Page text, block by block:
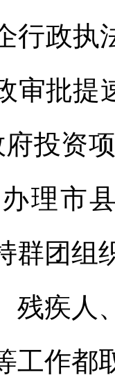
行政执
审批提
投资
理市
群团组
残疾人
工作都